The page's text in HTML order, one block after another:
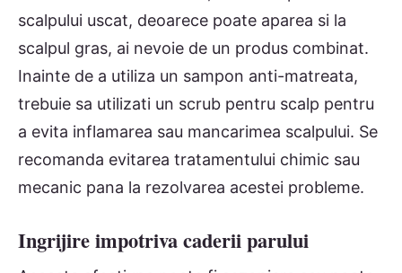
scalpului uscat, deoarece poate aparea si la
scalpul gras, ai nevoie de un produs combinat.
Inainte de a utiliza un sampon anti-matreata,
trebuie sa utilizati un scrub pentru scalp pentru
a evita inflamarea sau mancarimea scalpului. Se
recomanda evitarea tratamentului chimic sau
mecanic pana la rezolvarea acestei probleme.
Ingrijire impotriva caderii parului